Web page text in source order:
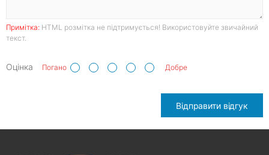
Примітка: HTML розмітка не підтримується! Використовуйте звичайний
текст.
Оцінка Погано Добре
Відправити відгук